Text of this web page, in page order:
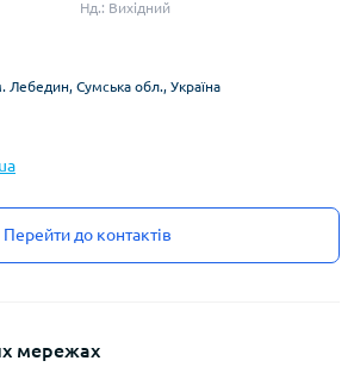
Нд.: Вихідний
Лебедин, Сумська обл., Україна
Перейти до контактів
мережах